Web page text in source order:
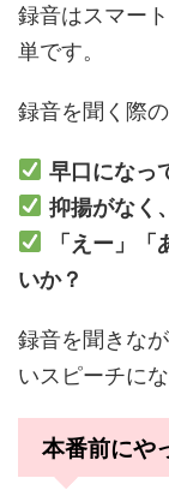
録音はスマー
単です。
録音を聞く際
早口になっ
抑揚がなく
「えー」
いか？
録音を聞きな
いスピーチにな
本番前にや